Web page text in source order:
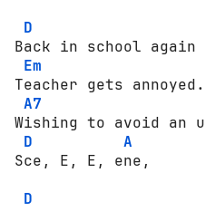
D
Back in sсhооl
Em
Teacher gets аnnоуеd.
A7
Wishing tо аvоid an
D
A
Sce, E, E, ene,
D